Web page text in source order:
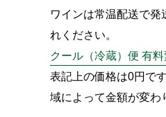
ワインは常温配送で
れください。
クール（冷蔵）便 有
表記上の価格は0円で
域によって金額が変わ